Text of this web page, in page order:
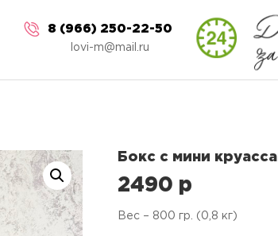
8 (966) 250-22-50
lovi-m@mail.ru
Бокс с мини
2490 p
Вес – 800 гр. (0,8 кг)